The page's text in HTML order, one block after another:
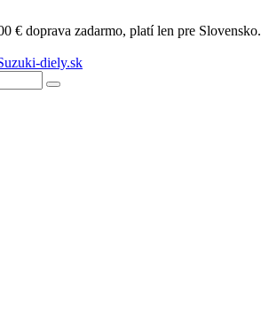
€ doprava zadarmo, platí len pre Slovensko.